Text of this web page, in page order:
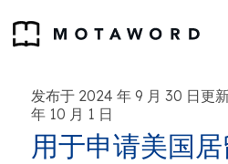
发布于 2024 年 9 月 30 日更
年 10 月 1 日
用于申请美国